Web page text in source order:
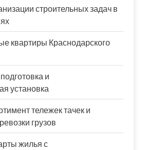
строительных задач в
квартиры Краснодарского
и
установка
тележек тачек и
грузов
жилья с